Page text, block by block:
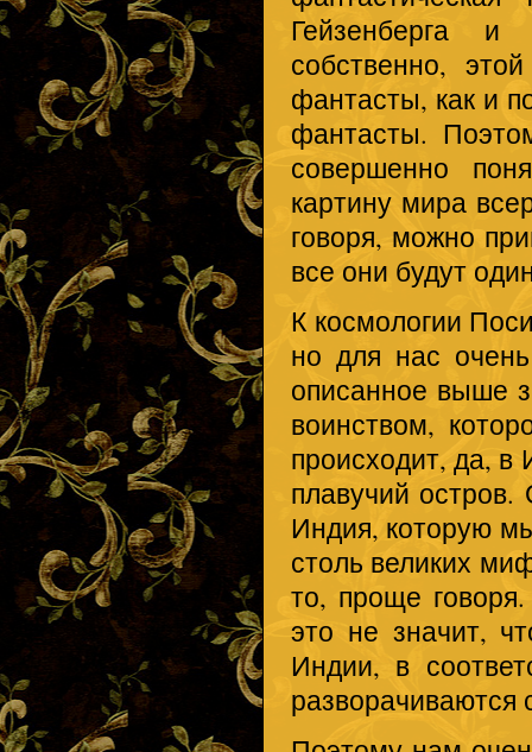
Гейзенберга и
собственно,
фантасты, как и
фантасты.
совершенно
картину мира
говоря, можно
все они будут
К космологии
но для нас
описанное выше
воинством,
происходит, да, в
плавучий
Индия, которую
столь великих
то, проще
это не значит,
Индии, в
разворачиваются